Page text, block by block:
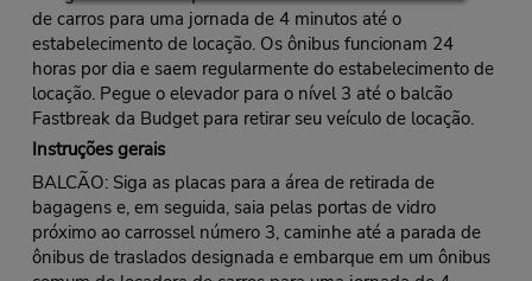
de carros para uma jornada de 4 minutos até o
estabelecimento de locação. Os ônibus funcionam 24
horas por dia e saem regularmente do estabelecimento de
locação. Pegue o elevador para o nível 3 até o balcão
Fastbreak da Budget para retirar seu veículo de locação.
Instruções gerais
BALCÃO: Siga as placas para a área de retirada de
bagagens e, em seguida, saia pelas portas de vidro
próximo ao carrossel número 3, caminhe até a parada de
ônibus de traslados designada e embarque em um ônibus